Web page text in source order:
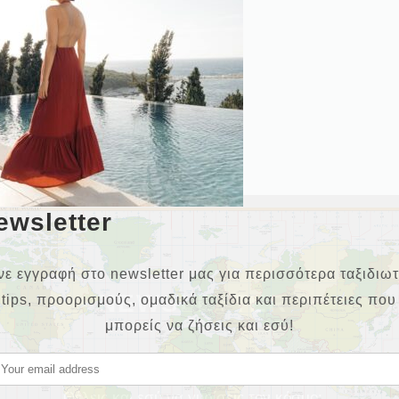
NEWSLETTER
εγγραφή στο newsletter μας για περισσότερα
tips, προορισμούς, ομαδικά ταξίδια και περιπέτειες που
μπορείς να ζήσεις και εσύ!